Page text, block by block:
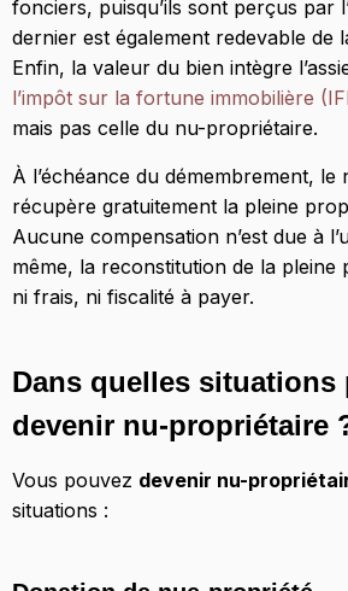
fonciers, puisqu’ils sont perçus par
dernier est également redevable de
Enfin, la valeur du bien intègre
l’impôt sur la fortune immobilière
mais pas celle du nu-propriétaire.
À l’échéance du démembrement,
récupère gratuitement la pleine
Aucune compensation n’est due à
même, la reconstitution de la pleine
ni frais, ni fiscalité à payer.
Dans quelles situations
devenir nu-propriétaire
Vous pouvez devenir nu-
situations :